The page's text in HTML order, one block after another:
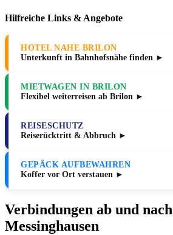
Hilfreiche Links & Angebote
HOTEL NAHE BRILON
Unterkunft in Bahnhofsnähe finden ►
MIETWAGEN IN BRILON
Flexibel weiterreisen ab Brilon ►
REISESCHUTZ
Reiserücktritt & Abbruch ►
GEPÄCK AUFBEWAHREN
Koffer vor Ort verstauen ►
Verbindungen ab und nach
Messinghausen